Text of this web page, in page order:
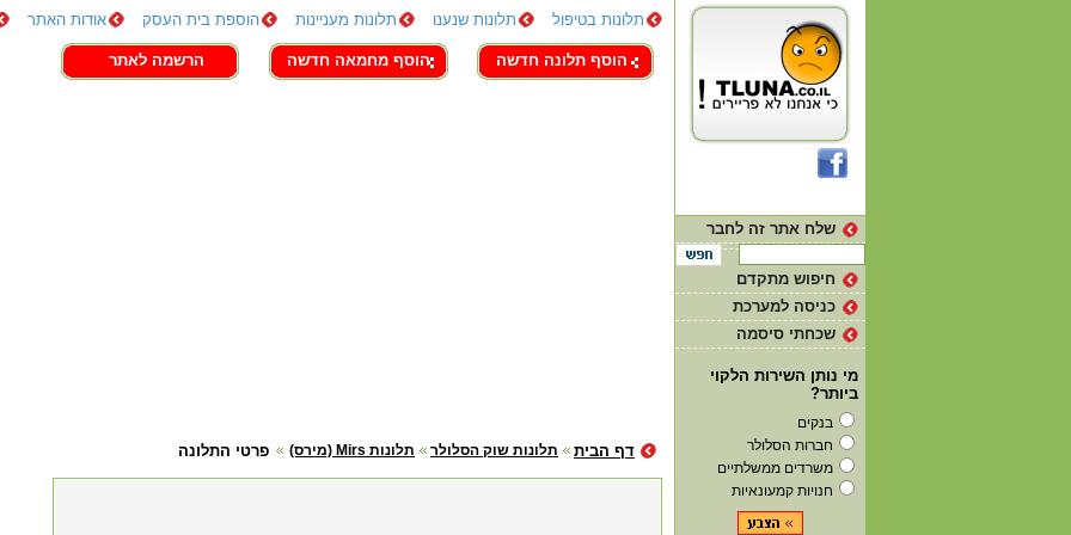
תלונות בטיפול תלונות שנענו תלונות מעניינות הוספת בית העסק אודות האתר
צור קשר
הוסף תלונה חדשה הוסף מחמאה חדשה הרשמה לאתר
פרטי התלונה תלונות Mirs (מירס) תלונות שוק הסלולר דף הבית
שלח אתר זה לחבר
חיפוש מתקדם
כניסה למערכת
שכחתי סיסמה
מי נותן השירות הלקוי
ביותר?
בנקים
חברות הסלולר
משרדים ממשלתיים
חנויות קמעונאיות